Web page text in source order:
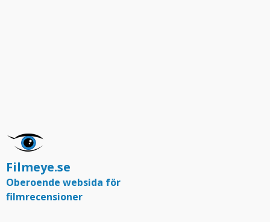
Filmeye.se
Oberoende websida för
filmrecensioner